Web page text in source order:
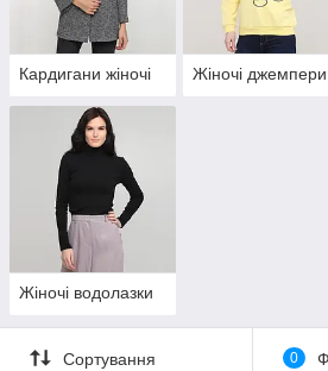
Кардигани жіночі Жіночі джемпери
Жіночі водолазки
Сортування 0